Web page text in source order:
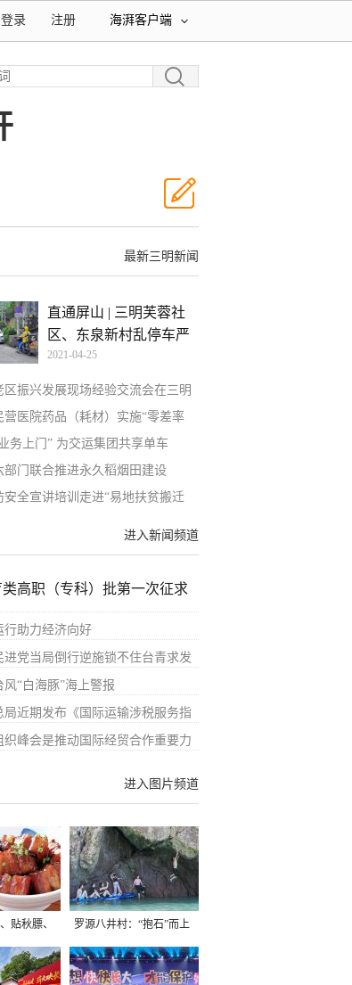
海湃客户端
注册
登录
最新三明新闻
直通屏山 | 三明芙蓉社
区、东泉新村乱停车严
2021-04-25
区振兴发展现场经验交流会在三明
营医院药品（耗材）实施“零差率
务上门” 为交运集团共享单车
部门联合推进永久稻烟田建设
安全宣讲培训走进“易地扶贫搬迁
进入新闻频道
类高职（专科）批第一次征求
行助力经济向好
进党当局倒行逆施锁不住台青求发
风“白海豚”海上警报
局近期发布《国际运输涉税服务指
织峰会是推动国际经贸合作重要力
进入图片频道
贴秋膘、
样过才够
罗源八井村：“抱石”而上